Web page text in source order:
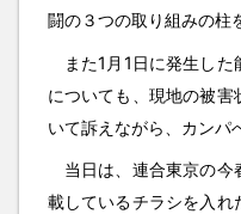
闘の３つの取り組みの柱
また1月1日に発生した
についても、現地の被
いて訴えながら、カンパ
当日は、連合東京の今
載しているチラシを入れ